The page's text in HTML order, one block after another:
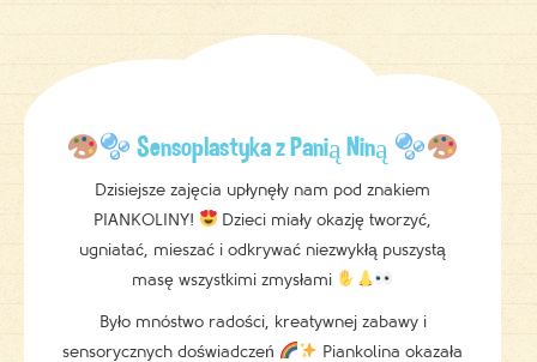
Sensoplastyka z Panią Niną
Dzisiejsze zajęcia upłynęły nam pod znakiem
PIANKOLINY!
Dzieci miały okazję tworzyć,
ugniatać, mieszać i odkrywać niezwykłą puszystą
masę wszystkimi zmysłami
Było mnóstwo radości, kreatywnej zabawy i
sensorycznych doświadczeń
Piankolina okazała